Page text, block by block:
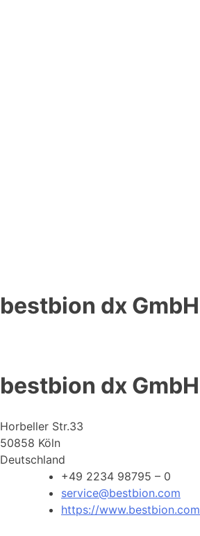
bestbion dx GmbH
bestbion dx GmbH
Horbeller Str.33
50858 Köln
Deutschland
+49 2234 98795 – 0
service@bestbion.com
https://www.bestbion.com